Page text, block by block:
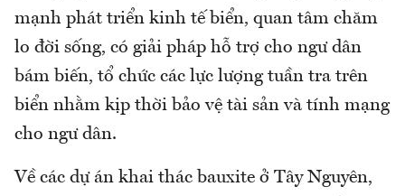
mạnh phát triển kinh tế biển, quan tâm chăm
lo đời sống, có giải pháp hỗ trợ cho ngư dân
bám biến, tổ chức các lực lượng tuần tra trên
biển nhằm kịp thời bảo vệ tài sản và tính mạng
cho ngư dân.
Về các dự án khai thác bauxite ở Tây Nguyên,